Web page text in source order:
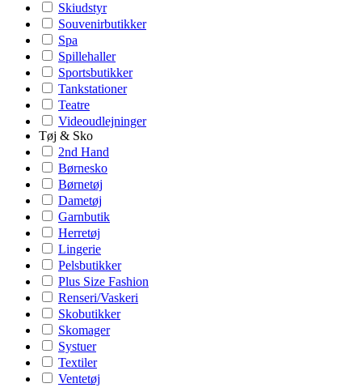
Skiudstyr
Souvenirbutikker
Spa
Spillehaller
Sportsbutikker
Tankstationer
Teatre
Videoudlejninger
Tøj & Sko
2nd Hand
Børnesko
Børnetøj
Dametøj
Garnbutik
Herretøj
Lingerie
Pelsbutikker
Plus Size Fashion
Renseri/Vaskeri
Skobutikker
Skomager
Systuer
Textiler
Ventetøj